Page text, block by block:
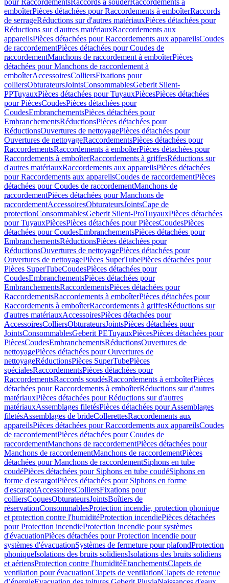
pour RaccordementsRaccords à souderRaccordements à
emboîterPièces détachées pour Raccordements à emboîterRaccords
de serrageRéductions sur d'autres matériauxPièces détachées pour
Réductions sur d'autres matériauxRaccordements aux
appareilsPièces détachées pour Raccordements aux appareilsCoudes
de raccordementPièces détachées pour Coudes de
raccordementManchons de raccordement à emboîterPièces
détachées pour Manchons de raccordement à
emboîterAccessoiresColliersFixations pour
colliersObturateursJointsConsommablesGeberit Silent-
PPTuyauxPièces détachées pour TuyauxPiècesPièces détachées
pour PiècesCoudesPièces détachées pour
CoudesEmbranchementsPièces détachées pour
EmbranchementsRéductionsPièces détachées pour
RéductionsOuvertures de nettoyagePièces détachées pour
Ouvertures de nettoyageRaccordementsPièces détachées pour
RaccordementsRaccordements à emboîterPièces détachées pour
Raccordements à emboîterRaccordements à griffesRéductions sur
d'autres matériauxRaccordements aux appareilsPièces détachées
pour Raccordements aux appareilsCoudes de raccordementPièces
détachées pour Coudes de raccordementManchons de
raccordementPièces détachées pour Manchons de
raccordementAccessoiresObturateursJointsCape de
protectionConsommablesGeberit Silent-ProTuyauxPièces détachées
pour TuyauxPiècesPièces détachées pour PiècesCoudesPièces
détachées pour CoudesEmbranchementsPièces détachées pour
EmbranchementsRéductionsPièces détachées pour
RéductionsOuvertures de nettoyagePièces détachées pour
Ouvertures de nettoyagePièces SuperTubePièces détachées pour
Pièces SuperTubeCoudesPièces détachées pour
CoudesEmbranchementsPièces détachées pour
EmbranchementsRaccordementsPièces détachées pour
RaccordementsRaccordements à emboîterPièces détachées pour
Raccordements à emboîterRaccordements à griffesRéductions sur
d'autres matériauxAccessoiresPièces détachées pour
AccessoiresColliersObturateursJointsPièces détachées pour
JointsConsommablesGeberit PETuyauxPiècesPièces détachées pour
PiècesCoudesEmbranchementsRéductionsOuvertures de
nettoyagePièces détachées pour Ouvertures de
nettoyageRéductionsPièces SuperTubePièces
spécialesRaccordementsPièces détachées pour
RaccordementsRaccords soudésRaccordements à emboîterPièces
détachées pour Raccordements à emboîterRéductions sur d'autres
matériauxPièces détachées pour Réductions sur d'autres
matériauxAssemblages filetésPièces détachées pour Assemblages
filetésAssemblages de brideCollerettesRaccordements aux
appareilsPièces détachées pour Raccordements aux appareilsCoudes
de raccordementPièces détachées pour Coudes de
raccordementManchons de raccordementPièces détachées pour
Manchons de raccordementManchons de raccordementPièces
détachées pour Manchons de raccordementSiphons en tube
coudéPièces détachées pour Siphons en tube coudéSiphons en
forme d'escargotPièces détachées pour Siphons en forme
d'escargotAccessoiresColliersFixations pour
colliersCoquesObturateursJointsBoîtiers de
réservationConsommablesProtection incendie, protection phonique
et protection contre l'humiditéProtection incendiePièces détachées
pour Protection incendieProtection incendie pour systèmes
d'évacuationPièces détachées pour Protection incendie pour
systèmes d'évacuationSystèmes de fermeture pour plafondProtection
phoniqueIsolations des bruits solidiensIsolations des bruits solidiens
et aériensProtection contre l'humiditéEtanchementsClapets de
ventilation pour évacuationClapets de ventilationClapets de retenue